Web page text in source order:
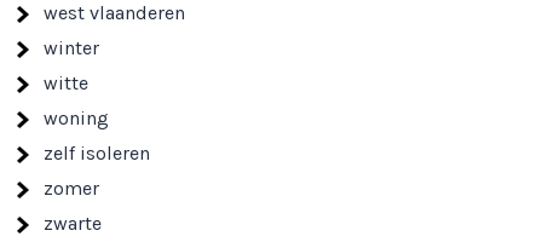
west vlaanderen
winter
witte
woning
zelf isoleren
zomer
zwarte